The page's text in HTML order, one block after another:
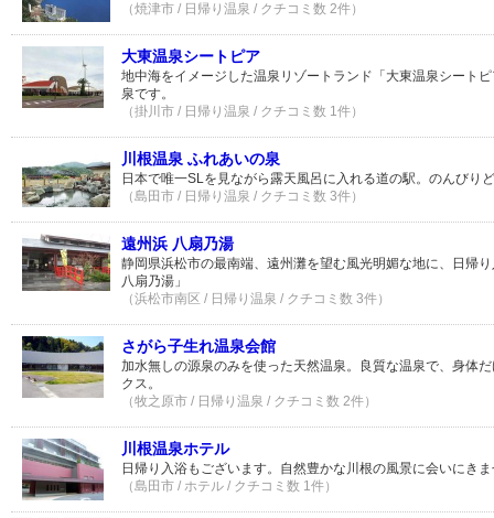
（焼津市 / 日帰り温泉 / クチコミ数 2件）
大東温泉シートピア
地中海をイメージした温泉リゾートランド「大東温泉シート
泉です。
（掛川市 / 日帰り温泉 / クチコミ数 1件）
川根温泉 ふれあいの泉
日本で唯一SLを見ながら露天風呂に入れる道の駅。のんびり
（島田市 / 日帰り温泉 / クチコミ数 3件）
遠州浜 八扇乃湯
静岡県浜松市の最南端、遠州灘を望む風光明媚な地に、日帰
八扇乃湯」
（浜松市南区 / 日帰り温泉 / クチコミ数 3件）
さがら子生れ温泉会館
加水無しの源泉のみを使った天然温泉。良質な温泉で、身体
クス。
（牧之原市 / 日帰り温泉 / クチコミ数 2件）
川根温泉ホテル
日帰り入浴もございます。自然豊かな川根の風景に会いにき
（島田市 / ホテル / クチコミ数 1件）